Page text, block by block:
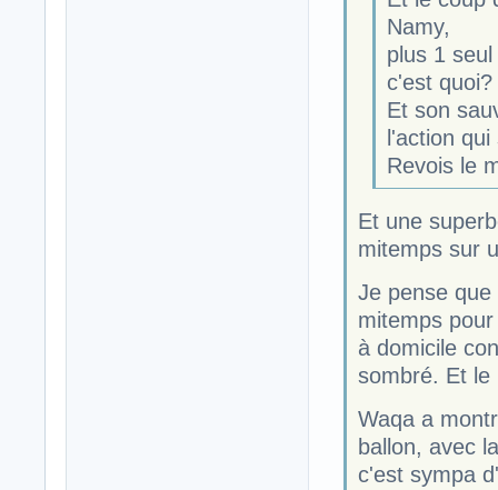
Namy,
plus 1
c'est quoi?
Et son
l'action qui
Revois le
Et une
mitemps sur
Je pense
mitemps
à domicile
sombré. Et le
Waqa a
ballon, avec
c'est sympa